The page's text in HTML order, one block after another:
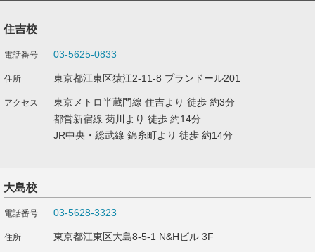
住吉校
03-5625-0833
東京都江東区猿江2-11-8 プランドール201
東京メトロ半蔵門線 住吉より 徒歩 約3分
都営新宿線 菊川より 徒歩 約14分
JR中央・総武線 錦糸町より 徒歩 約14分
大島校
03-5628-3323
東京都江東区大島8-5-1 N&Hビル 3F